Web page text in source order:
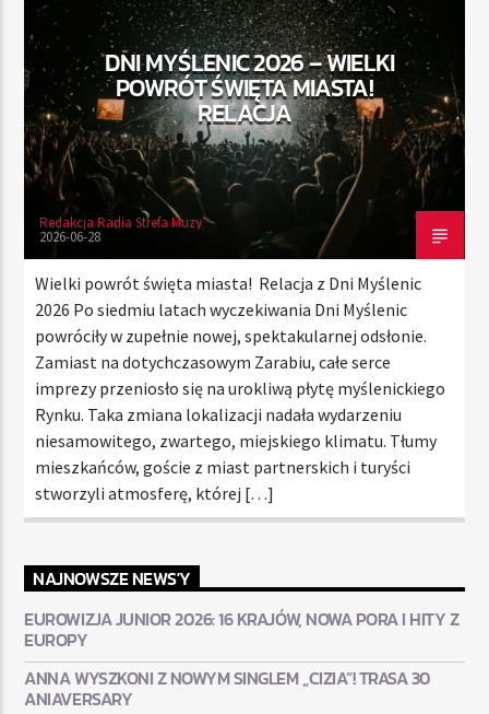
TERAZ
RADIO STREFA MUZY
11:00 20:00
Radio Strefa Muzy
DNI MYŚLENIC 2026 – WIELKI
POWRÓT ŚWIĘTA MIASTA!
RELACJA
Redakcja Radia Strefa Muzy
2026-06-28
Wielki powrót święta miasta! Relacja z Dni Myślenic
2026 Po siedmiu latach wyczekiwania Dni Myślenic
powróciły w zupełnie nowej, spektakularnej odsłonie.
Zamiast na dotychczasowym Zarabiu, całe serce
imprezy przeniosło się na urokliwą płytę myślenickiego
Rynku. Taka zmiana lokalizacji nadała wydarzeniu
niesamowitego, zwartego, miejskiego klimatu. Tłumy
mieszkańców, goście z miast partnerskich i turyści
stworzyli atmosferę, której […]
NAJNOWSZE NEWS'Y
EUROWIZJA JUNIOR 2026: 16 KRAJÓW, NOWA PORA I HITY Z
EUROPY
ANNA WYSZKONI Z NOWYM SINGLEM „CIZIA”! TRASA 30
ANIAVERSARY